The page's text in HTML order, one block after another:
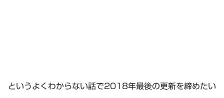
というよくわからない話で2018年最後の更新を締めたい